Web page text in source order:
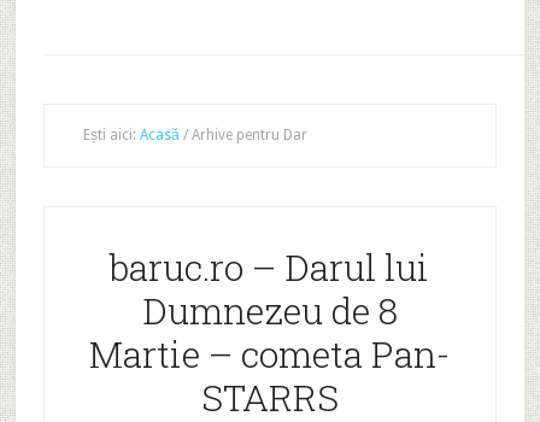
Ești aici: Acasă /Arhive pentru Dar
baruc.ro – Darul lui
Dumnezeu de 8
Martie – cometa Pan-
STARRS